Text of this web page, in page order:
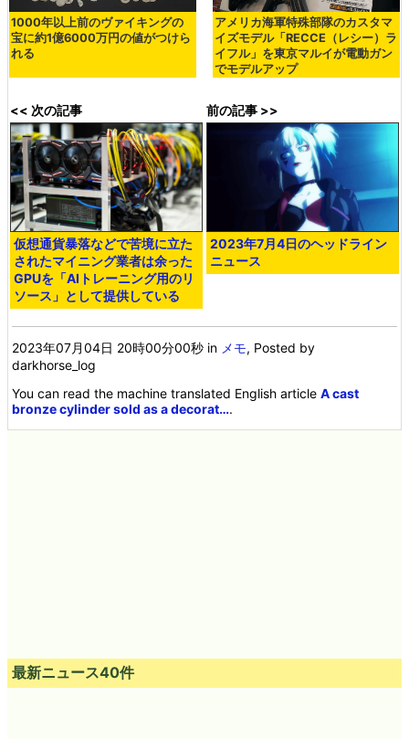
1000年以上前のヴァイキングの
宝に約1億6000万円の値がつけら
れる
アメリカ海軍特殊部隊のカスタマ
イズモデル「RECCE（レシー）ラ
イフル」を東京マルイが電動ガン
でモデルアップ
<< 次の記事
仮想通貨暴落などで苦境に立た
されたマイニング業者は余った
GPUを「AIトレーニング用のリ
ソース」として提供している
前の記事 >>
2023年7月4日のヘッドライン
ニュース
2023年07月04日 20時00分00秒 in メモ, Posted by
darkhorse_log
You can read the machine translated English articleA cast
bronze cylinder sold as a decorat….
最新ニュース40件